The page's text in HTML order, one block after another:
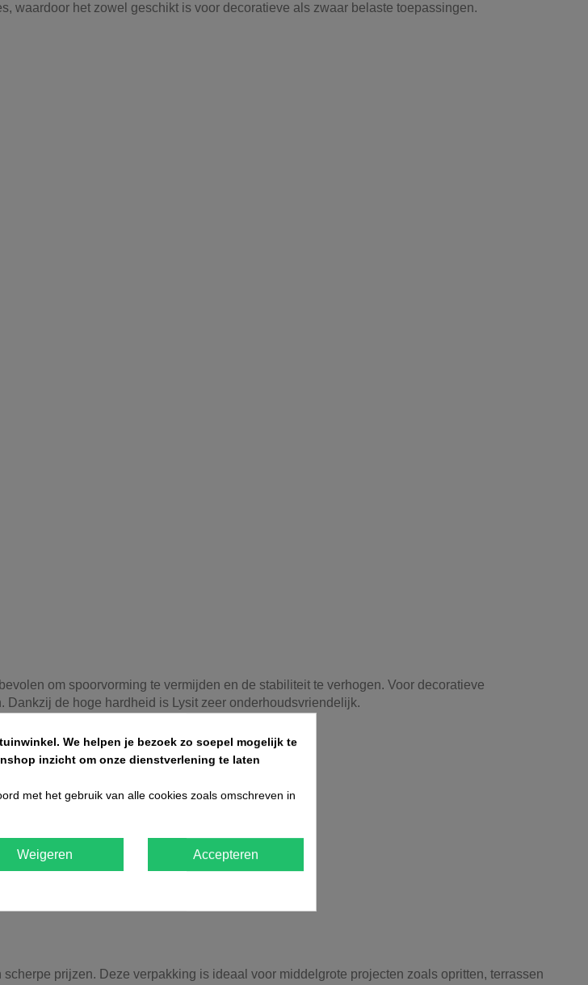
waardoor het zowel geschikt is voor decoratieve als zwaar belaste toepassingen.
om spoorvorming te vermijden en de stabiliteit te verhogen. Voor decoratieve
de hoge hardheid is Lysit zeer onderhoudsvriendelijk.
te bepalen.
prijzen. Deze verpakking is ideaal voor middelgrote projecten zoals opritten, terrassen
We helpen je bezoek zo soepel mogelijk te
inzicht om onze dienstverlening te laten
met het gebruik van alle cookies zoals omschreven in
Weigeren Accepteren